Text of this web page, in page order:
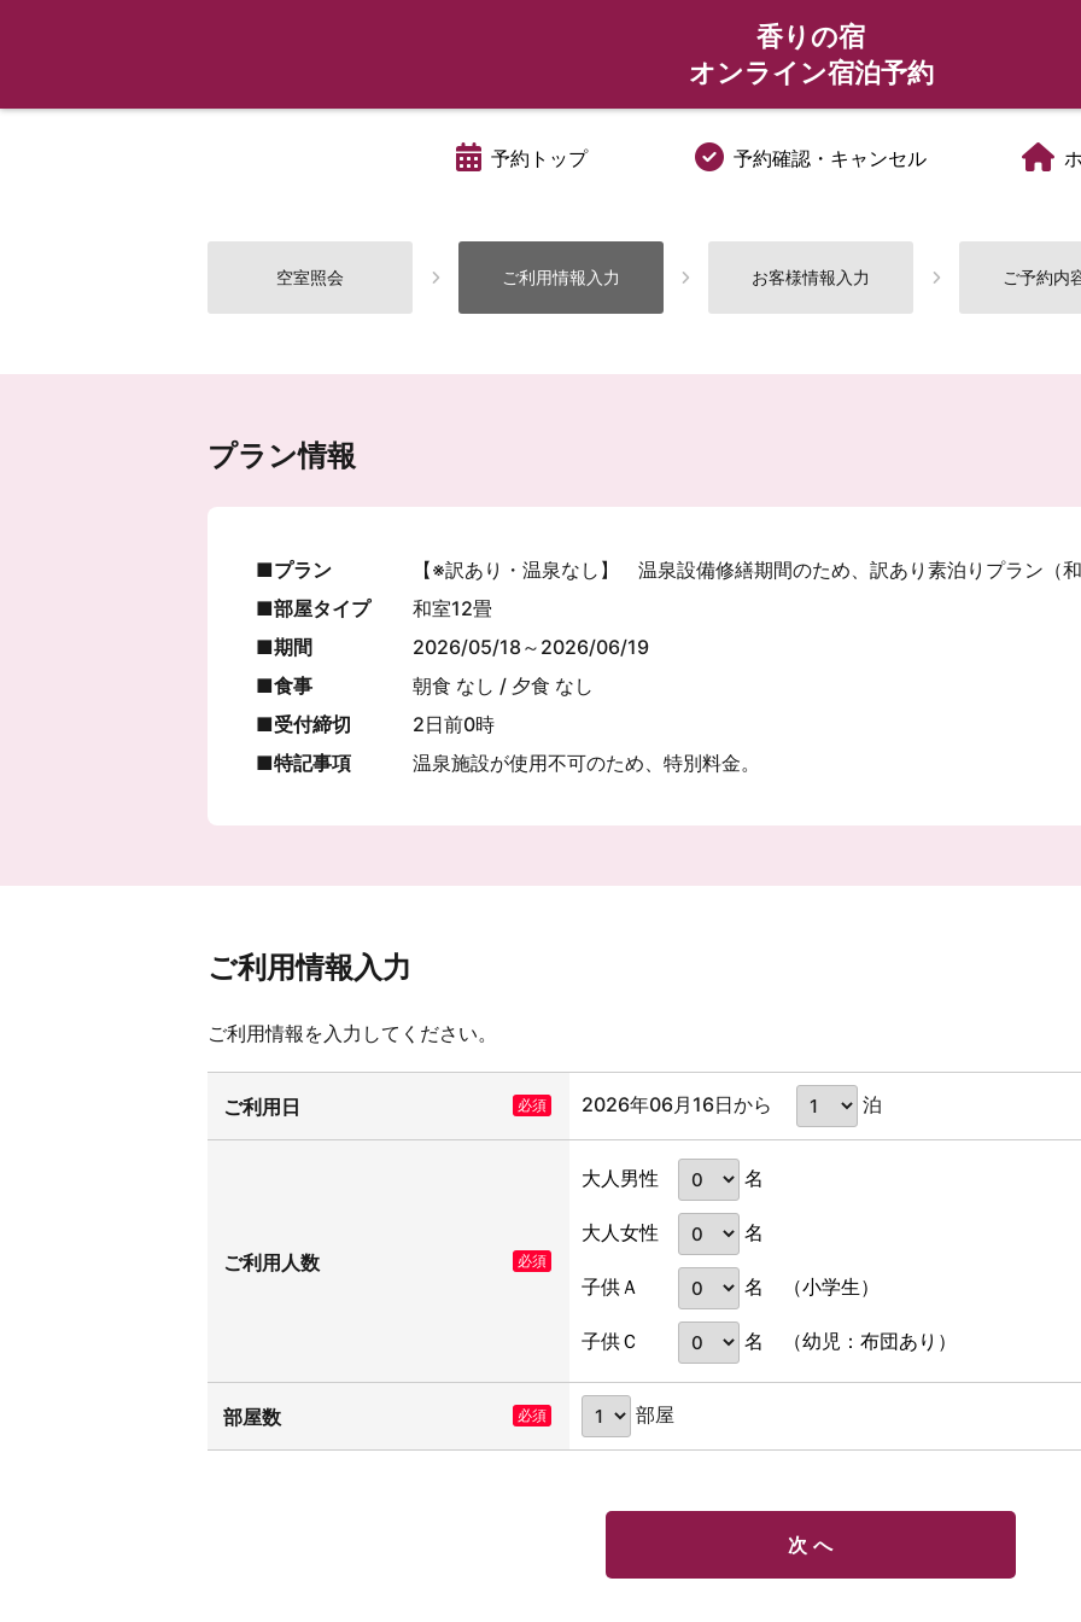
香りの宿
オンライン宿泊予約
予約トップ 予約確認・キャンセル
空室照会 ご利用情報入力 お客様情報入力 ご予約内
プラン情報
プラン
【※訳あり・温泉なし】 温泉設備修繕期間のため、訳あり素泊りプラン（
部屋タイプ
和室12畳
期間
2026/05/18～2026/06/19
食事
朝食 なし / 夕食 なし
受付締切
2日前0時
特記事項
温泉施設が使用不可のため、特別料金。
ご利用情報入力
ご利用情報を入力してください。
ご利用日 必須 2026年06月16日から 泊
ご利用人数 必須
大人男性 名
大人女性 名
子供Ａ 名 （小学生）
子供Ｃ 名 （幼児：布団あり）
部屋数 必須 部屋